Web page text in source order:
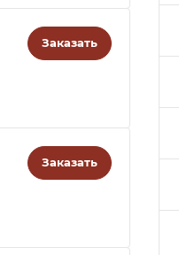
Заказать
Заказать